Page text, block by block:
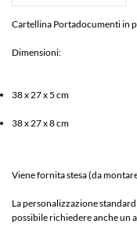
Cartellina Portadocumenti in
Dimensioni:
38 x 27 x 5 cm
38 x 27 x 8 cm
Viene fornita stesa (da
La personalizzazione
possibile richiedere anche un